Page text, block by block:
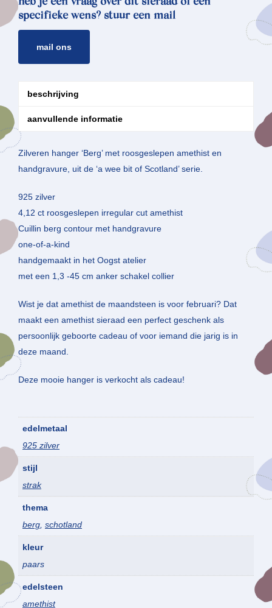
specifieke wens? stuur een mail
mail ons
beschrijving
aanvullende informatie
Zilveren hanger ‘Berg’ met roosgeslepen amethist en
handgravure, uit de ‘a wee bit of Scotland’ serie.
925 zilver
4,12 ct roosgeslepen irregular cut amethist
Cuillin berg contour met handgravure
one-of-a-kind
handgemaakt in het Oogst atelier
met een 1,3 -45 cm anker schakel collier
Wist je dat amethist de maandsteen is voor februari? Dat
maakt een amethist sieraad een perfect geschenk als
persoonlijk geboorte cadeau of voor iemand die jarig is in
deze maand.
Deze mooie hanger is verkocht als cadeau!
edelmetaal
925 zilver
stijl
strak
thema
berg, schotland
kleur
paars
edelsteen
amethist